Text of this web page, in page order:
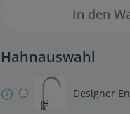
In den
Hahnauswahl
Designer